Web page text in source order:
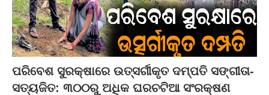
ପରିବେଶ ସୁରକ୍ଷାରେ ଉତ୍ସର୍ଗୀକୃତ ଦମ୍ପତି ସଙ୍ଗୀତା-
ସତ୍ୟଜିତ: ୩୦୦ରୁ ଅଧିକ ଘରଚଟିଆ ସଂରକ୍ଷଣ